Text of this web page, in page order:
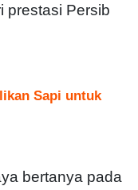
prestasi Persib
Sapi untuk
bertanya pada